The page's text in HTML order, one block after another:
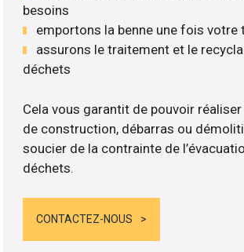
besoins
emportons la benne une fois votre
assurons le traitement et le
déchets
Cela vous garantit de pouvoir
de construction, débarras ou
soucier de la contrainte de
déchets.
CONTACTEZ-NOUS